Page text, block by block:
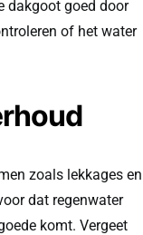
dakgoot goed door
of het water
zoals lekkages en
dat regenwater
komt. Vergeet